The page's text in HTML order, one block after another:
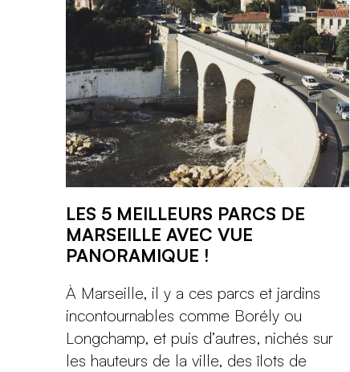
LES 5 MEILLEURS PARCS DE
MARSEILLE AVEC VUE
PANORAMIQUE !
À Marseille, il y a ces parcs et jardins
incontournables comme Borély ou
Longchamp, et puis d’autres, nichés sur
les hauteurs de la ville, des îlots de